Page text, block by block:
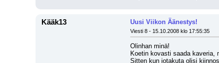
Kääk13 Uusi Viikon Äänestys!
Viesti 8 - 15.10.2008 klo 17:55:35
Olinhan minä!
Koetin kovasti saada kaveria,
Sitten kun jotakuta olisi